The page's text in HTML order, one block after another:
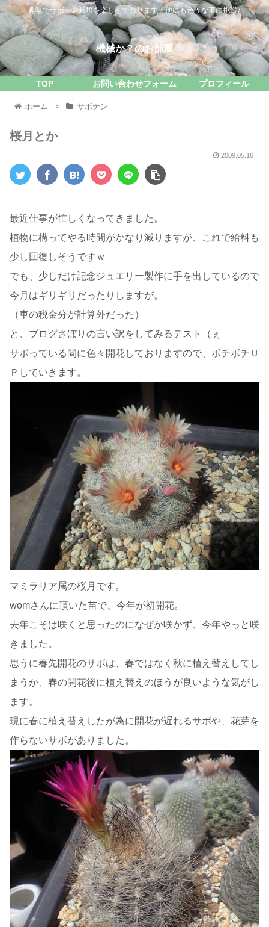
趣味でサボテン栽培を楽しんでおります☆他にも色々な事に挑戦♪
機械か？のお部屋
TOP お問い合わせフォーム プロフィール
ホーム サボテン
桜月とか
2009.05.16
最近仕事が忙しくなってきました。
植物に構ってやる時間がかなり減りますが、これで給料も
少し回復しそうですｗ
でも、少しだけ記念ジュエリー製作に手を出しているので
今月はギリギリだったりしますが。
（車の税金分が計算外だった）
と、ブログさぼりの言い訳をしてみるテスト（ぇ
サボっている間に色々開花しておりますので、ボチボチＵ
Ｐしていきます。
マミラリア属の桜月です。
womさんに頂いた苗で、今年が初開花。
去年こそは咲くと思ったのになぜか咲かず、今年やっと咲
きました。
思うに春先開花のサボは、春ではなく秋に植え替えしてし
まうか、春の開花後に植え替えのほうが良いような気がし
ます。
現に春に植え替えしたが為に開花が遅れるサボや、花芽を
作らないサボがありました。